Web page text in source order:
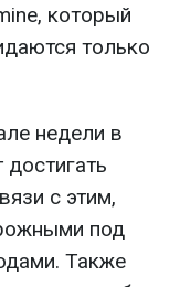
который
только
недели в
с этим,
под
Также